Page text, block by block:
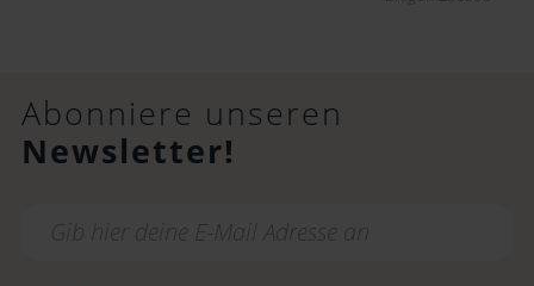
Abonniere unseren
Newsletter!